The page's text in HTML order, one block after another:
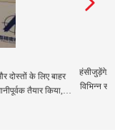
होगा।
स्टैंड S1 में प्रदर्शन करेंगे, जिसमें
एक विस्तृत श्रृंखला दिखाई दे रही
के बारे में ज